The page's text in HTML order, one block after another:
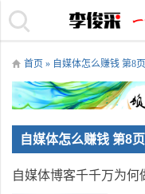
首页 » 自媒体怎么赚钱 第8页
自媒体怎么赚钱 第8页
自媒体博客千千万为何